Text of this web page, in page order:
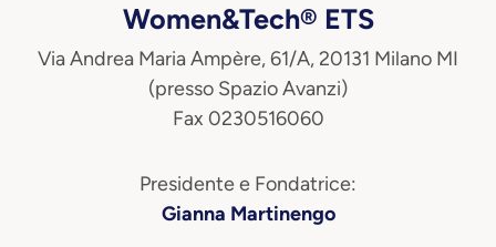
Women&Tech® ETS
Via Andrea Maria Ampère, 61/A, 20131 Milano MI
(presso Spazio Avanzi)
Fax 0230516060
Presidente e Fondatrice:
Gianna Martinengo